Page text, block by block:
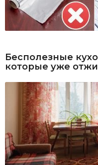
Бесполезные
которые уже